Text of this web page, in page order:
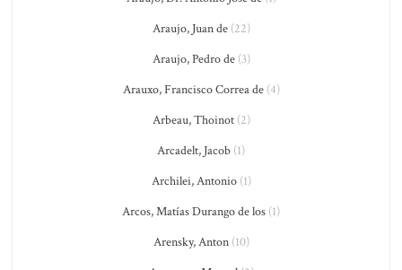
Araujo, Juan de(22)
Araujo, Pedro de(3)
Arauxo, Francisco Correa de(4)
Arbeau, Thoinot(2)
Arcadelt, Jacob (1)
Archilei, Antonio(1)
Arcos, Matías Durango de los (1)
Arensky, Anton(10)